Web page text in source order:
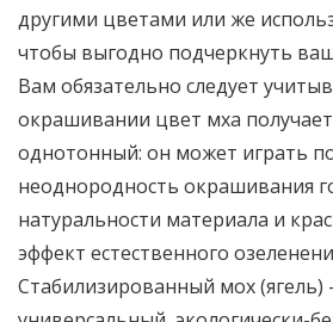
другими цветами или же
чтобы выгодно подчеркнуть
Вам обязательно следует
окрашивании цвет мха
однотонный: он может играть
неоднородность окрашивания
натуральности материала и
эффект естественного
Стабилизированный мох (ягель)